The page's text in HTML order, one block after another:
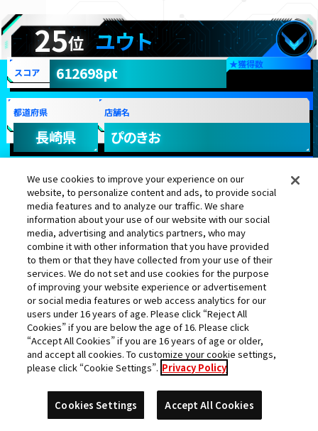
25位 ユウト
★獲得数
スコア 612698pt
都道府県
長崎県
店舗名
ぴのきお
ベジット ベジータ セル
ミラ ジレン ミスター・サタン
ランク更新日:2023年04月29日
26位 ユキ
We use cookies to improve your experience on our
website, to personalize content and ads, to provide social
media features and to analyze our traffic. We share
information about your use of our website with our social
media, advertising and analytics partners, who may
combine it with other information that you have provided
to them or that they have collected from your use of their
services. We do not set and use cookies for the purpose
of improving your website experience or advertisement
or social media features or web access analytics for our
users under 16 years of age. Please click “Reject All
Cookies” if you are below the age of 16. Please click
“Accept All Cookies” if you are 16 years of age or older,
and accept all cookies. To customize your cookie settings,
please click “Cookie Settings”. Privacy Policy
Cookies Settings Accept All Cookies